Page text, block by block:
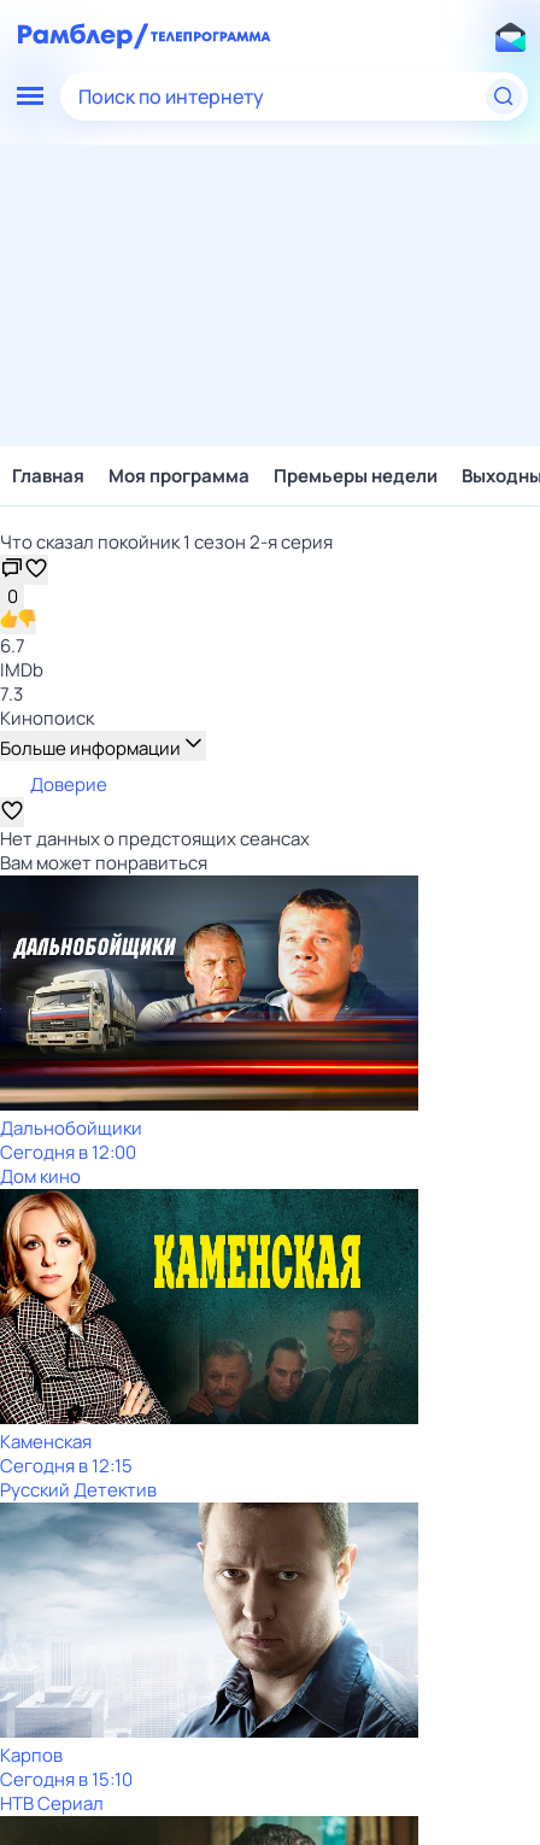
Поиск по интернету
Главная Моя программа Премьеры недели
Что сказал покойник 1 сезон 2-я серия
0
6.7
IMDb
7.3
Кинопоиск
Больше информации
Доверие
Нет данных о предстоящих сеансах
Вам может понравиться
Дальнобойщики
Сегодня в 12:00
Дом кино
Каменская
Сегодня в 12:15
Русский Детектив
Карпов
Сегодня в 15:10
НТВ Сериал